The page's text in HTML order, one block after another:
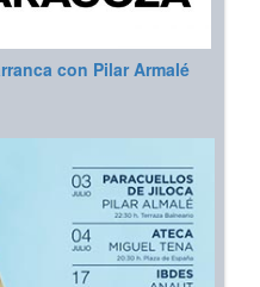
con Pilar Armalé